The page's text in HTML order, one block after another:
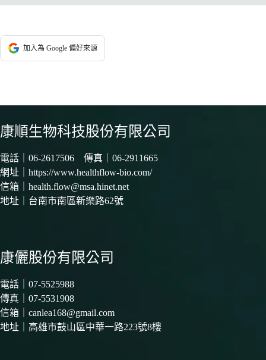
加入為 Google 偏好來源
康順生物科技股份有限公司
電話｜ 06-2617506 傳真｜06-2911665
網址｜ https://www.healthflow-bio.com/
信箱｜ health.flow@msa.hinet.net
地址｜ 台南市南區新樂路62號
康儷股份有限公司
電話｜ 07-5525988
傳真｜07-5531908
信箱｜ canlea168@gmail.com
地址｜ 高雄市鼓山區中華一路223號8樓